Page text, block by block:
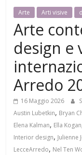
Arte Arti visive
Arte
design e
Arredo
16 Maggio 2026
Austin Lubetkin, Bryan
Elena Kalman, Ella Kogan
Interior design, Julienne
LecceArredo, Nel Ten